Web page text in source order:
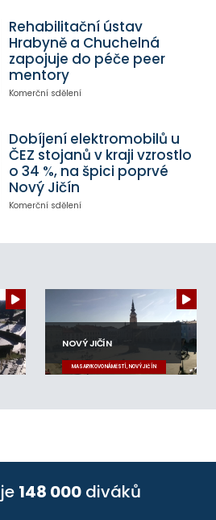
Rehabilitační ústav
Hrabyně a Chuchelná
zapojuje do péče peer
mentory
Komerční sdělení
Dobíjení elektromobilů u
ČEZ stojanů v kraji vzrostlo
o 34 %, na špici poprvé
Nový Jičín
Komerční sdělení
NOVÝ JIČÍN
MASARYKOVO NÁMĚSTÍ, NOVÝ JIČÍN
148 000 diváků